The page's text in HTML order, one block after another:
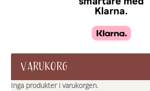
VARUKORG
Inga produkter i varukorgen.